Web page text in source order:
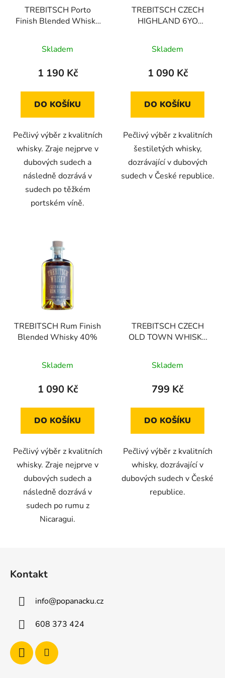
TREBITSCH Porto
Finish Blended Whisky
Skladem
1 190 Kč
DO KOŠÍKU
Pečlivý výběr z kvalitních
whisky. Zraje nejprve v
dubových sudech a
následně dozrává v
sudech po těžkém
portském víně.
TREBITSCH CZECH
HIGHLAND 6YO
40%
hodnocení
produktu
2,8
z
hvězdiček.
Skladem
1 090 Kč
DO KOŠÍKU
Pečlivý výběr z kvalitních
šestiletých whisky,
dozrávající v dubových
sudech v České republice.
TREBITSCH Rum Finish
Blended Whisky 40%
Skladem
1 090 Kč
DO KOŠÍKU
Pečlivý výběr z kvalitních
whisky. Zraje nejprve v
dubových sudech a
následně dozrává v
sudech po rumu z
Nicaragui.
TREBITSCH CZECH
OLD TOWN WHISKY
Skladem
799 Kč
DO KOŠÍKU
Pečlivý výběr z kvalitních
whisky, dozrávající v
dubových sudech v České
republice.
Kontakt
info@popanacku.cz
608 373 424